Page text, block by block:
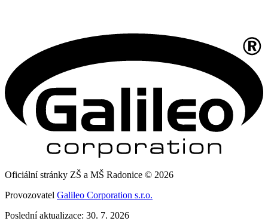
Oficiální stránky ZŠ a MŠ Radonice © 2026
Provozovatel Galileo Corporation s.r.o.
Poslední aktualizace: 30. 7. 2026